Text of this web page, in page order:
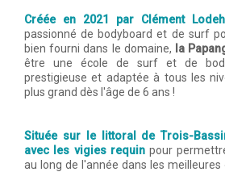
Créée en 2021 par Clément
passionné de bodyboard et de surf
bien fourni dans le domaine, la
être une école de surf et de
prestigieuse et adaptée à tous les
plus grand dès l'âge de 6 ans !
Située sur le littoral de Trois-
avec les vigies requinpour
au long de l'année dans les